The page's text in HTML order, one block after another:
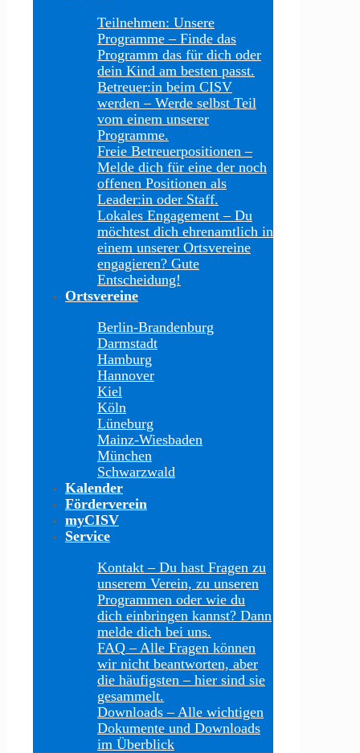
Teilnehmen: Unsere
Programme – Finde das
Programm das für dich oder
dein Kind am besten passt.
Betreuer:in beim CISV
werden – Werde selbst Teil
vom einem unserer
Programme.
Freie Betreuerpositionen –
Melde dich für eine der noch
offenen Positionen als
Leader:in oder Staff.
Lokales Engagement – Du
möchtest dich ehrenamtlich in
einem unserer Ortsvereine
engagieren? Gute
Entscheidung!
Ortsvereine
Berlin-Brandenburg
Darmstadt
Hamburg
Hannover
Kiel
Köln
Lüneburg
Mainz-Wiesbaden
München
Schwarzwald
Kalender
Förderverein
myCISV
Service
Kontakt – Du hast Fragen zu
unserem Verein, zu unseren
Programmen oder wie du
dich einbringen kannst? Dann
melde dich bei uns.
FAQ –Alle Fragen können
wir nicht beantworten, aber
die häufigsten – hier sind sie
gesammelt.
Downloads –Alle wichtigen
Dokumente und Downloads
im Überblick